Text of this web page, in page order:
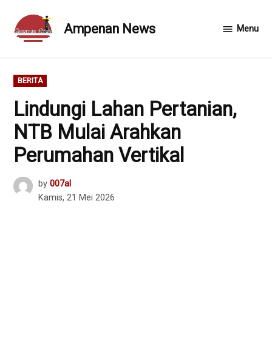
content
Ampenan News Menu
POSTED
IN
BERITA
Lindungi Lahan Pertanian,
NTB Mulai Arahkan
Perumahan Vertikal
by 007al
Kamis, 21 Mei 2026